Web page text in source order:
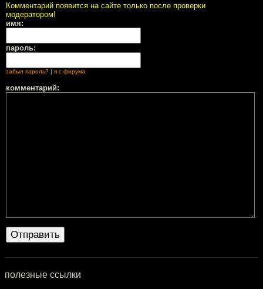
Комментарий появится на сайте только после проверки
модератором!
имя:
пароль:
забыл пароль? | я с форума
комментарий:
полезные ссылки